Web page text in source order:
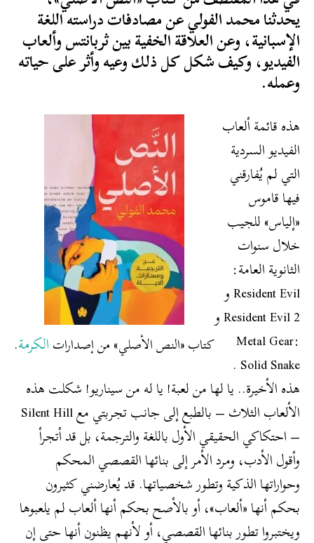
يحدثنا محمد الفولي عن مصادفات دراسته اللغة
الإسبانية، وعن العلاقة الخفية بين ثربانتس وألعاب
الفيديو، وكيف شكل كل ذلك وعيه وأثر على حياته
وعمله.
كتاب «النص الأصلي» من إصداراتالكرمة.
هذه قائمة ألعاب
الفيديو السردية
التي لم يُفارقني
فيها قاموس
«إلياس» للجيب
خلال سنوات
الثانوية العامة:
Resident Evil و
Resident Evil 2 و
Metal Gear:
Solid Snake .
هذه الأخيرة.. يا لها من لعبة! يا له من سيناريو! شكلت هذه
الألعاب الثلاث – بالطبع إلى جانب تجربتي مع Silent Hill
– احتكاكي الحقيقي الأول باللغة والترجمة، بل قد أتجرأ
وأقول الأدب، ومرد الأمر إلى بنائها القصصي المحكم
وحواراتها الذكية وتطور شخصياتها. قد يُعارضني كثيرون
بحكم أنها «ألعاب»، أو بالأصح بحكم أنها ألعاب لم يلعبوها
ويختبروا تطور بنائها القصصي، أو لأنهم يظنون أنها حتى إن